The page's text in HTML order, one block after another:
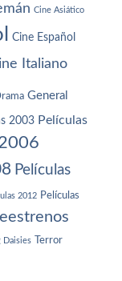
Cine Asiático
Cine Español
Italiano
General
2003 Películas
Películas
2012 Películas
Daisies Terror